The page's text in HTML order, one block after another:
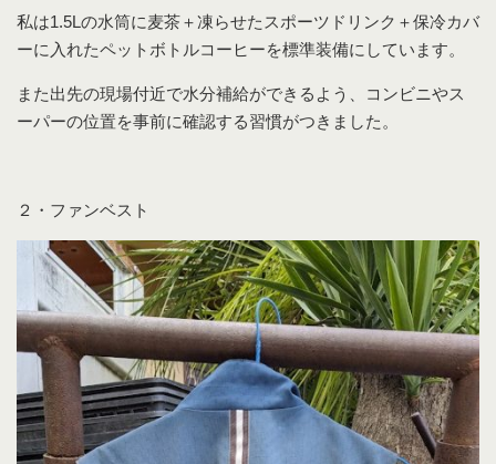
私は1.5Lの水筒に麦茶＋凍らせたスポーツドリンク＋保冷カバ
ーに入れたペットボトルコーヒーを標準装備にしています。
また出先の現場付近で水分補給ができるよう、コンビニやス
ーパーの位置を事前に確認する習慣がつきました。
２・ファンベスト